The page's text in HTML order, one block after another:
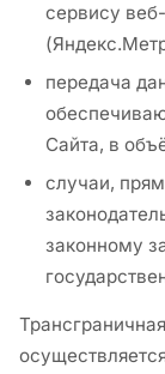
сервису
передача
Сайта, в
случаи,
законному